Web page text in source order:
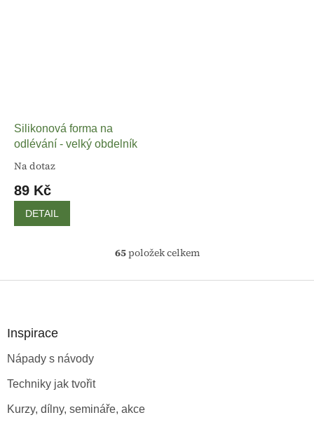
Silikonová forma na
odlévání - velký obdelník
Na dotaz
89 Kč
DETAIL
O
l
65položek celkem
Inspirace
Nápady s návody
Techniky jak tvořit
Kurzy, dílny, semináře, akce